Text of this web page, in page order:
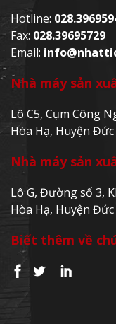
Hotline:
Fax: 028.39695729
Email:
Nhà máy sản
Lô C5, Cụm Công
Hòa Hạ, Huyện
Nhà máy sản
Lô G, Đường số 3,
Hòa Hạ, Huyện
Biết thêm về